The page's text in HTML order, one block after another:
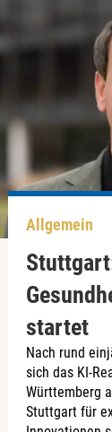
Allgemein
startet
Nach rund
sich das KI-
Württemberg
Stuttgart für